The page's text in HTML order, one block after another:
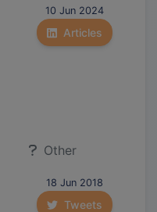
10 Jun 2024
Articles
Other
18 Jun 2018
Tweets